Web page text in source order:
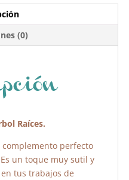
A
p
p
ar
tir
(0)
Raíces.
complemento perfecto
un toque muy sutil y
tus trabajos de